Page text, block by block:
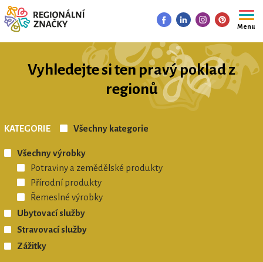
Menu
Vyhledejte si ten pravý poklad z
regionů
KATEGORIE Všechny kategorie
Všechny výrobky
Potraviny a zemědělské produkty
Přírodní produkty
Řemeslné výrobky
Ubytovací služby
Stravovací služby
Zážitky